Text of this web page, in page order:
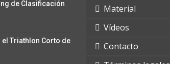
de Clasificación
el Triathlon Corto de
Material
Vídeos
Contacto